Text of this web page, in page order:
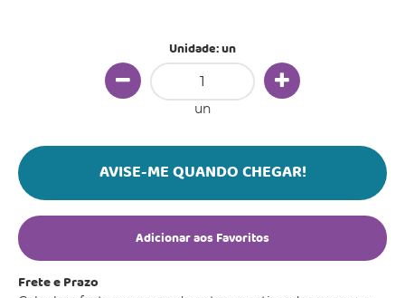
Unidade: un
un
AVISE-ME QUANDO CHEGAR!
Adicionar aos Favoritos
Frete e Prazo